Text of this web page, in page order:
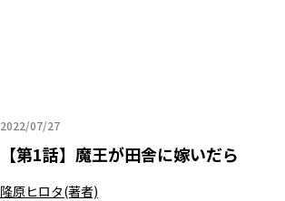
2022/07/27
2022年07月27日
【第1話】 魔王が田舎に嫁いだら
隆原ヒロタ(著者)